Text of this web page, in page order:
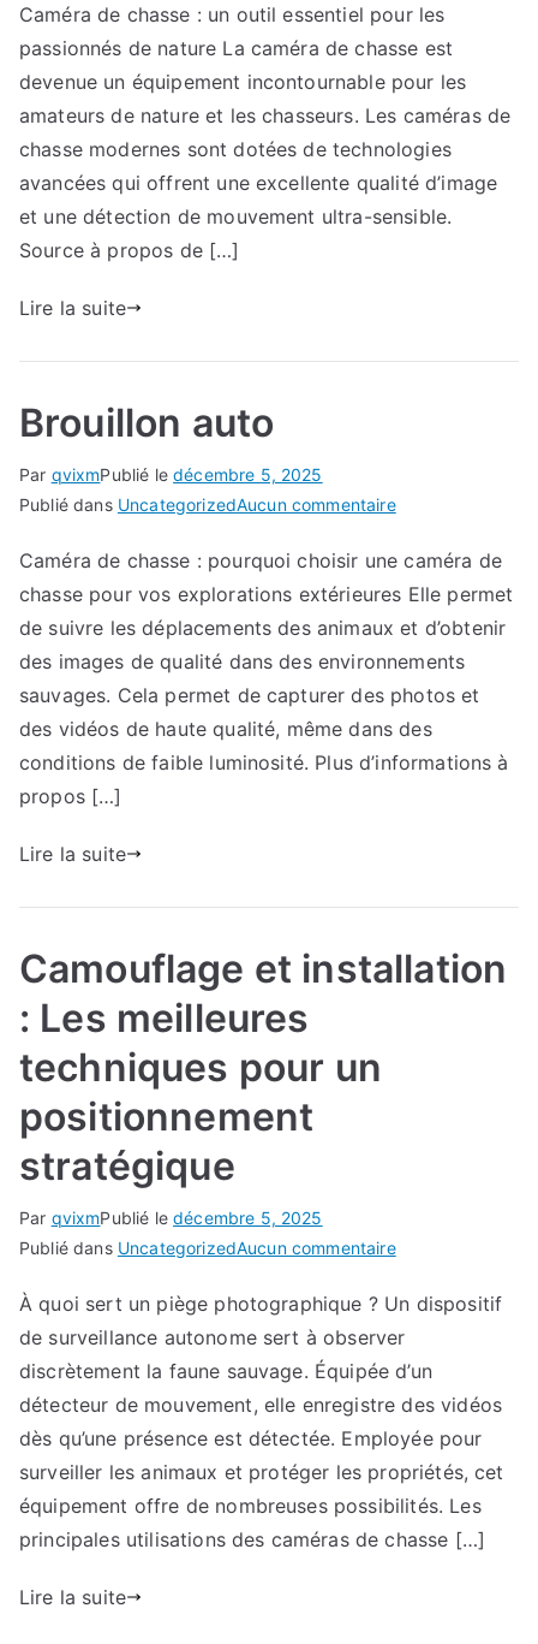
auto
Caméra de chasse : un outil essentiel pour les
passionnés de nature La caméra de chasse est
devenue un équipement incontournable pour les
amateurs de nature et les chasseurs. Les caméras de
chasse modernes sont dotées de technologies
avancées qui offrent une excellente qualité d’image
et une détection de mouvement ultra-sensible.
Source à propos de […]
Lire la suite
Brouillon auto
Par qvixmPublié ledécembre 5, 2025
Publié dans UncategorizedAucun commentairesur
auto
Caméra de chasse : pourquoi choisir une caméra de
chasse pour vos explorations extérieures Elle permet
de suivre les déplacements des animaux et d’obtenir
des images de qualité dans des environnements
sauvages. Cela permet de capturer des photos et
des vidéos de haute qualité, même dans des
conditions de faible luminosité. Plus d’informations à
propos […]
Lire la suite
Camouflage et installation
: Les meilleures
techniques pour un
positionnement
stratégique
Par qvixmPublié ledécembre 5, 2025
Publié dans UncategorizedAucun commentairesur
et
installation
:
Les
meilleures
techniques
pour
un
positionnement
À quoi sert un piège photographique ? Un dispositif
de surveillance autonome sert à observer
discrètement la faune sauvage. Équipée d’un
détecteur de mouvement, elle enregistre des vidéos
dès qu’une présence est détectée. Employée pour
surveiller les animaux et protéger les propriétés, cet
équipement offre de nombreuses possibilités. Les
principales utilisations des caméras de chasse […]
Lire la suite